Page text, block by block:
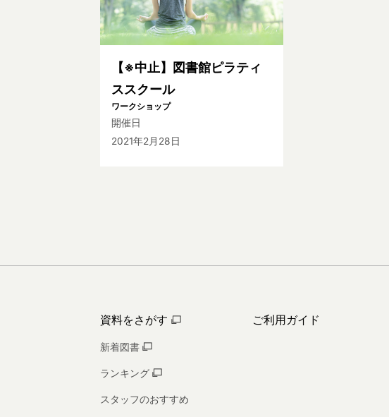
【※中止】図書館ピラティ
ススクール
ワークショップ
開催日
2021年2月28日
資料をさがす
新着図書
ランキング
スタッフのおすすめ
ご利用ガイド